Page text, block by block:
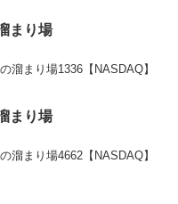
まり場
溜まり場1336【NASDAQ】
まり場
溜まり場4662【NASDAQ】